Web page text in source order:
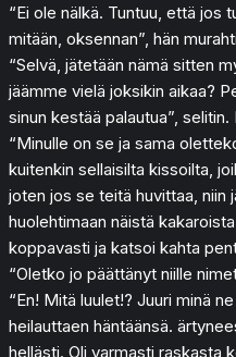
“Ei ole nälkä. Tuntuu, että jos
mitään, oksennan”, hän
“Selvä, jätetään nämä sitten
jäämme vielä joksikin aikaa?
sinun kestää palautua”,
“Minulle on se ja sama
kuitenkin sellaisilta kissoilta,
joten jos se teitä huvittaa, niin
huolehtimaan näistä
koppavasti ja katsoi kahta
“Oletko jo päättänyt niille
“En! Mitä luulet!? Juuri minä
heilauttaen häntäänsä.
hellästi. Oli varmasti raskasta